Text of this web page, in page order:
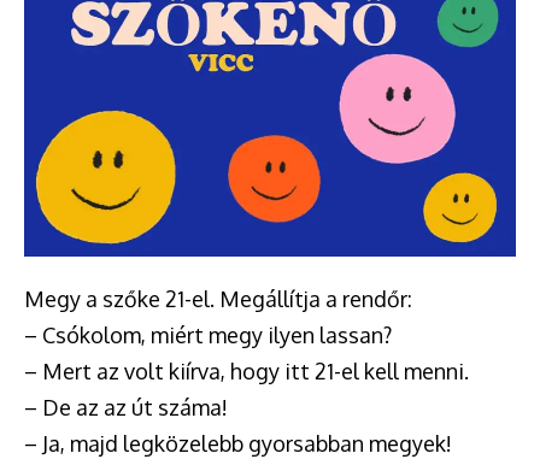
Megy a szőke 21-el. Megállítja a rendőr:
– Csókolom, miért megy ilyen lassan?
– Mert az volt kiírva, hogy itt 21-el kell menni.
– De az az út száma!
– Ja, majd legközelebb gyorsabban megyek!